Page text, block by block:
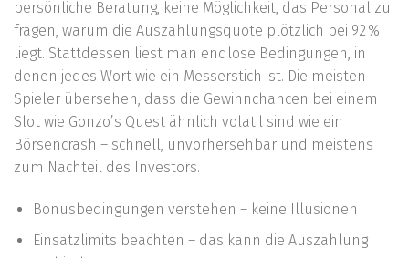
persönliche Beratung, keine Möglichkeit, das Personal zu
fragen, warum die Auszahlungsquote plötzlich bei 92 %
liegt. Stattdessen liest man endlose Bedingungen, in
denen jedes Wort wie ein Messerstich ist. Die meisten
Spieler übersehen, dass die Gewinnchancen bei einem
Slot wie Gonzo’s Quest ähnlich volatil sind wie ein
Börsencrash – schnell, unvorhersehbar und meistens
zum Nachteil des Investors.
Bonusbedingungen verstehen – keine Illusionen
Einsatzlimits beachten – das kann die Auszahlung